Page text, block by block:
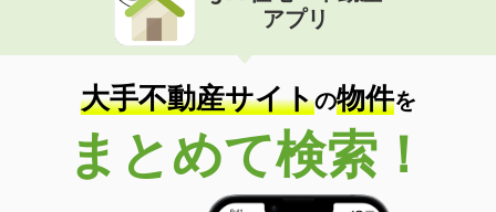
アプリ
大手不動産サイトの物件を
まとめて検索！